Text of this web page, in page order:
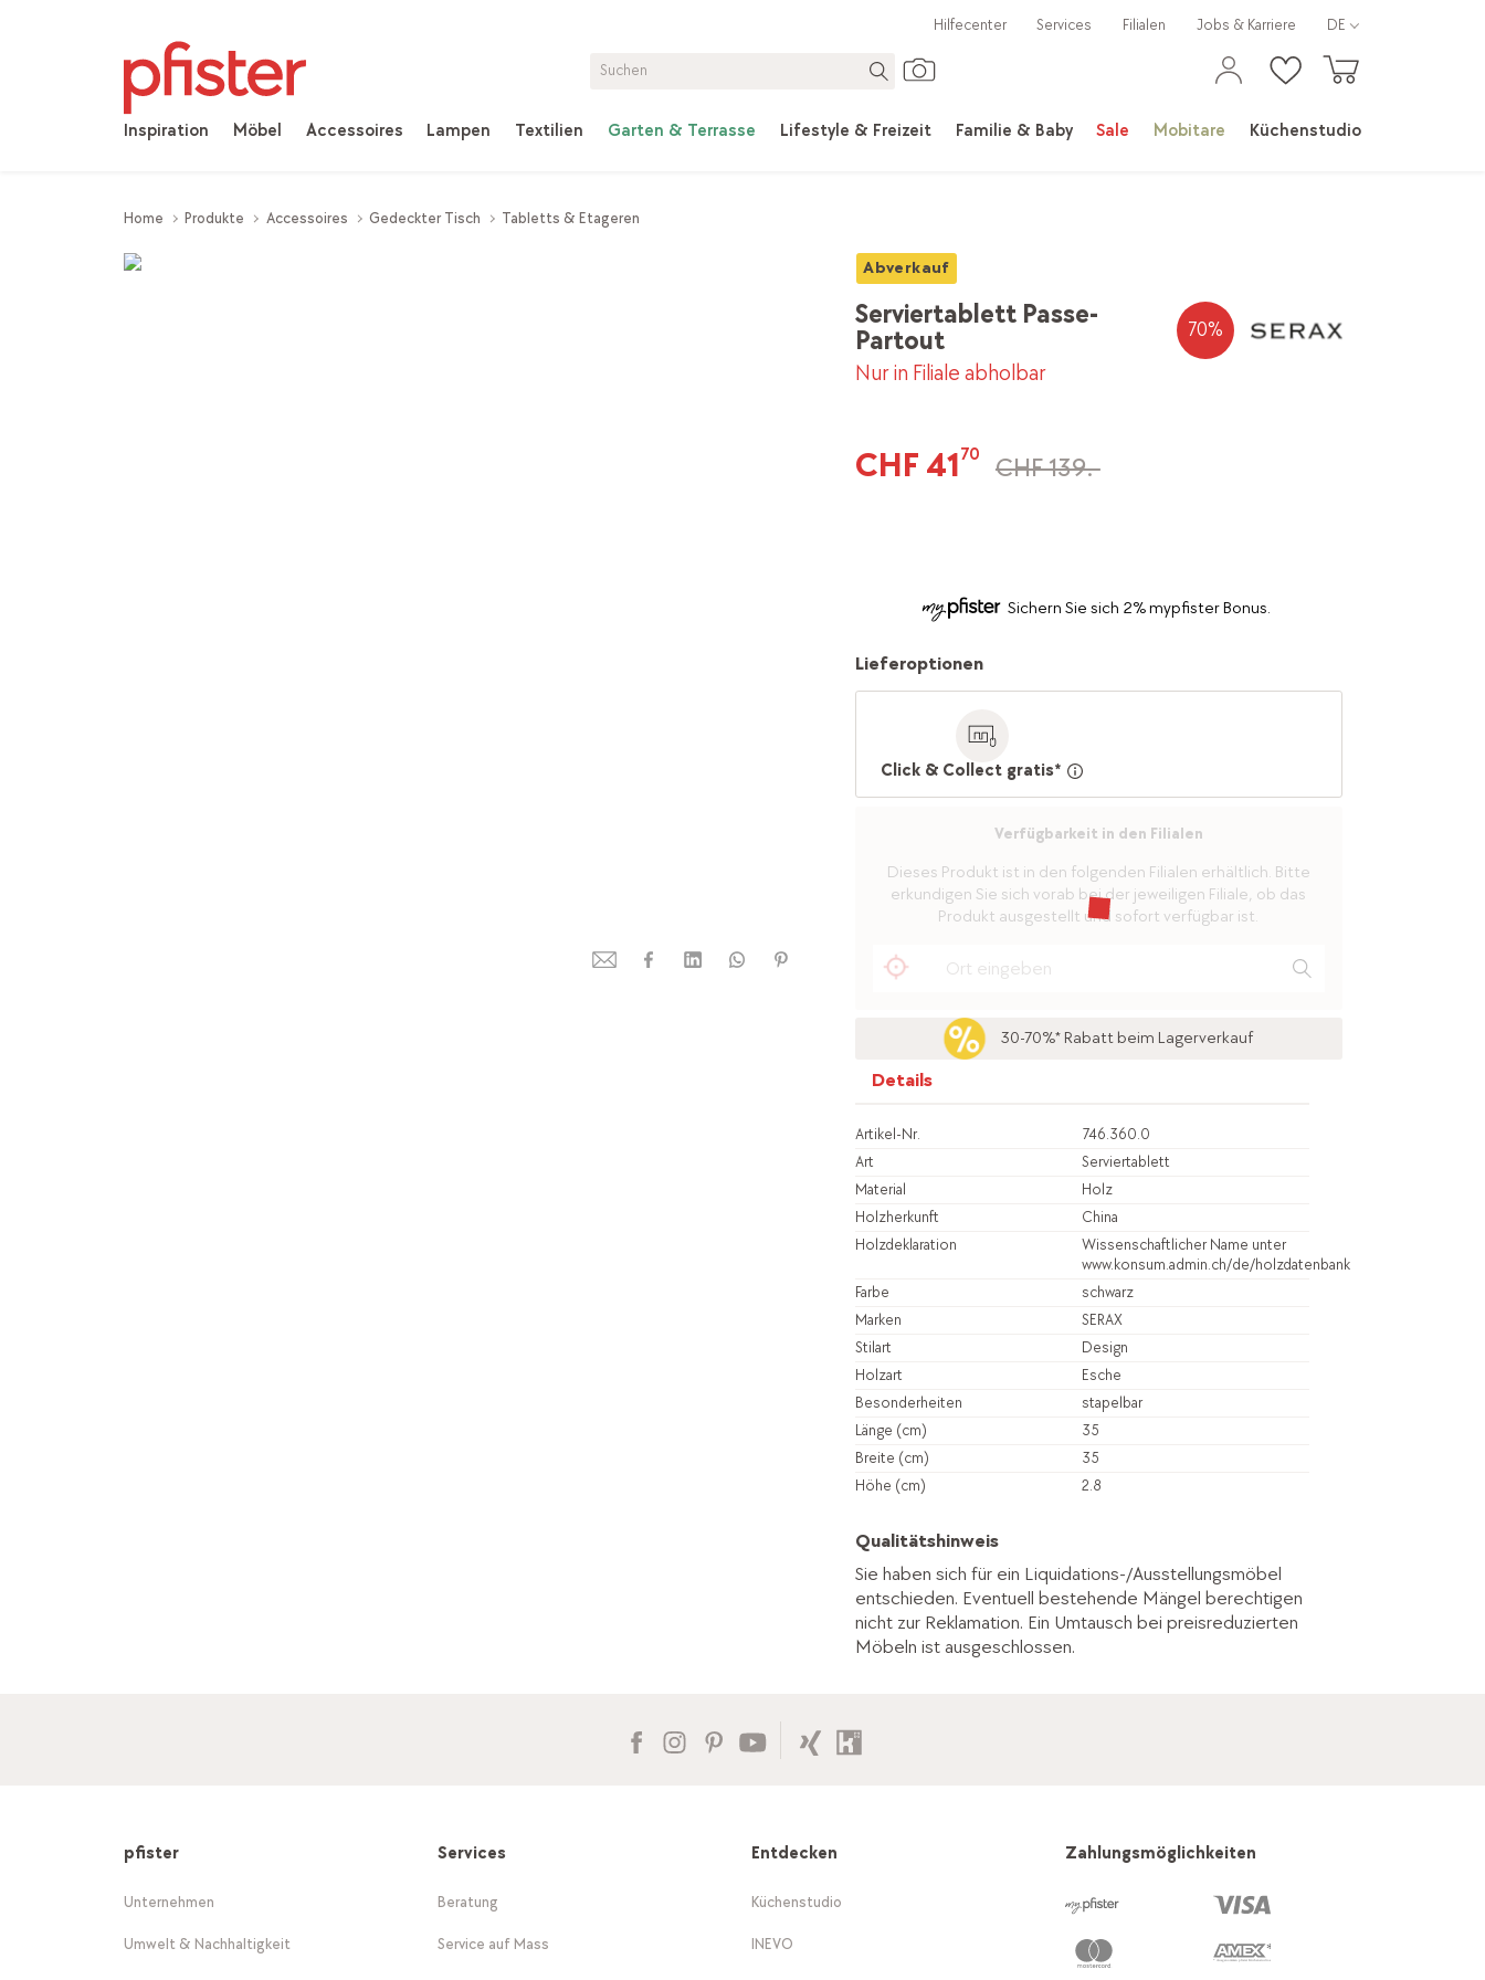
Inspiration Möbel Accessoires Lampen Textilien Garten & Terrasse Lifestyle & Freizeit Familie & Baby Sale Mobitare Küchenstudio
Hilfecenter Services Filialen Jobs & Karriere DE
Home Produkte Accessoires Gedeckter Tisch Tabletts & Etageren
Abverkauf
Serviertablett Passe-
Partout
Nur in Filiale abholbar
70%
CHF 4170 CHF 139.-
Sichern Sie sich 2% mypfister Bonus.
Lieferoptionen
Click & Collect gratis*
Verfügbarkeit in den Filialen
Dieses Produkt ist in den folgenden Filialen erhältlich. Bitte
erkundigen Sie sich vorab bei der jeweiligen Filiale, ob das
Produkt ausgestellt und sofort verfügbar ist.
30-70%* Rabatt beim Lagerverkauf
Details
Artikel-Nr.
746.360.0
Art
Serviertablett
Material
Holz
Holzherkunft
China
Holzdeklaration
Wissenschaftlicher Name unter
www.konsum.admin.ch/de/holzdatenbank
Farbe
schwarz
Marken
SERAX
Stilart
Design
Holzart
Esche
Besonderheiten
stapelbar
Länge (cm)
35
Breite (cm)
35
Höhe (cm)
2.8
Qualitätshinweis
Sie haben sich für ein Liquidations-/Ausstellungsmöbel
entschieden. Eventuell bestehende Mängel berechtigen
nicht zur Reklamation. Ein Umtausch bei preisreduzierten
Möbeln ist ausgeschlossen.
pfister
Unternehmen
Umwelt & Nachhaltigkeit
Services
Beratung
Service auf Mass
Entdecken
Küchenstudio
INEVO
Zahlungsmöglichkeiten